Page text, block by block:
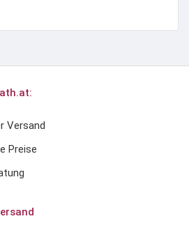
Versand
Preise